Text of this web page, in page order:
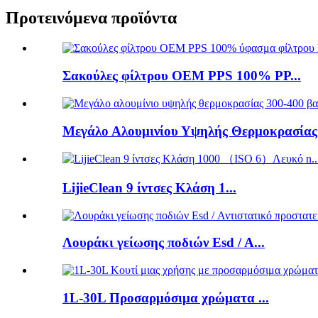
Προτεινόμενα προϊόντα
Σακούλες φίλτρου OEM PPS 100% PP...
Μεγάλο Αλουμινίου Υψηλής
LijieClean 9 ίντσες Κλάση 1...
Λουράκι γείωσης ποδιών Esd / A...
1L-30L Προσαρμόσιμα χρώματα ...